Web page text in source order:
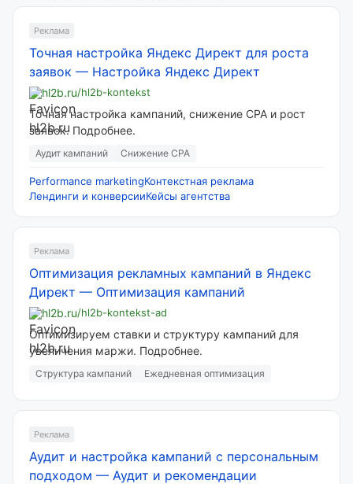
Реклама
Точная настройка Яндекс Директ для роста
заявок — Настройка Яндекс Директ
hl2b.ru/hl2b-kontekst
Точная настройка кампаний, снижение CPA и рост
заявок. Подробнее.
Аудит кампаний Снижение CPA
Performance marketingКонтекстная реклама
Лендинги и конверсииКейсы агентства
Реклама
Оптимизация рекламных кампаний в Яндекс
Директ — Оптимизация кампаний
hl2b.ru/hl2b-kontekst-ad
Оптимизируем ставки и структуру кампаний для
увеличения маржи. Подробнее.
Структура кампаний Ежедневная оптимизация
Реклама
Аудит и настройка кампаний с персональным
подходом — Аудит и рекомендации